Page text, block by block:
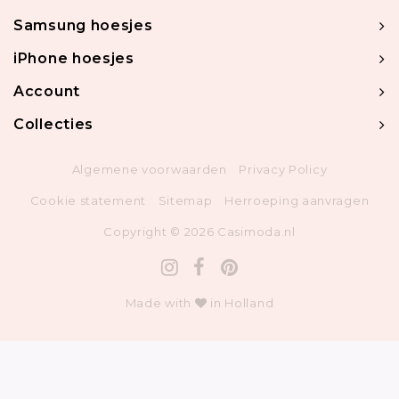
Samsung hoesjes
iPhone hoesjes
Account
Collecties
Algemene voorwaarden Privacy Policy
Cookie statement Sitemap Herroeping aanvragen
Copyright © 2026 Casimoda.nl
Made with in Holland